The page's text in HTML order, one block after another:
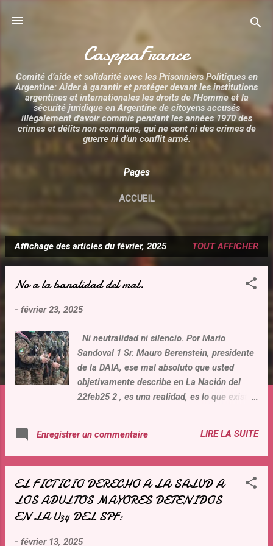
CasppaFrance
Comité d’aide et solidarité avec les Prisonniers Politiques en
Argentine: Aider à garantir et protéger devant les institutions
argentines et internationales les droits de l'Homme et la
sécurité juridique en Argentine de citoyens accusés
illégalement d'avoir commis pendant les années 1970 des
crimes et délits non communs, qui ne sont ni des crimes de
guerre ni d’un conflit armé.
Pages
ACCUEIL
A
r
Affichage des articles du février, 2025 TOUT AFFICHER
No a la banalidad del mal.
- février 23, 2025
Ni neutralidad ni silencio. Por Mario
Sandoval 1 Sr. Mauro Berenstein, presidente
de la DAIA, ese mal absoluto que usted
objetivamente describe en La Nación del
22feb25 2 , es una realidad, es lo que existe,
fenómeno. Usted nos interpela al decirnos “.
..la neutralidad ante el terror es complicidad,
Sus palabras son un llamado a todos
aquellos que defendemos la Vida, la Verdad,
los DDHH, la Libertad, la Justicia, el Estado
callados, a defender esos valores esenciales
Enregistrer un commentaire LIRE LA SUITE
EL FICTICIO DERECHO A LA SALUD A
LOS ADULTOS MAYORES DETENIDOS
EN LA U34 DEL SPF:
- février 13, 2025